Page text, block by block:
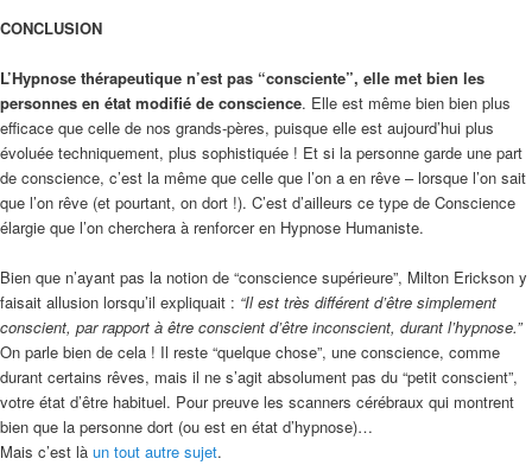
CONCLUSION
L’Hypnose thérapeutique n’est pas “consciente”, elle met bien les
personnes en état modifié de conscience. Elle est même bien bien plus
efficace que celle de nos grands-pères, puisque elle est aujourd’hui plus
évoluée techniquement, plus sophistiquée ! Et si la personne garde une part
de conscience, c’est la même que celle que l’on a en rêve – lorsque l’on sait
que l’on rêve (et pourtant, on dort !). C’est d’ailleurs ce type de Conscience
élargie que l’on cherchera à renforcer en Hypnose Humaniste.
Bien que n’ayant pas la notion de “conscience supérieure”, Milton Erickson y
faisait allusion lorsqu’il expliquait : “Il est très différent d’être simplement
conscient, par rapport à être conscient d’être inconscient, durant l’hypnose.”
On parle bien de cela ! Il reste “quelque chose”, une conscience, comme
durant certains rêves, mais il ne s’agit absolument pas du “petit conscient”,
votre état d’être habituel. Pour preuve les scanners cérébraux qui montrent
bien que la personne dort (ou est en état d’hypnose)…
Mais c’est là un tout autre sujet.